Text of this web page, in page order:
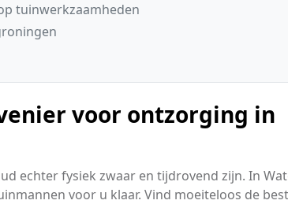
tuinwerkzaamheden
voor ontzorging in
echter fysiek zwaar en tijdrovend zijn. In
voor u klaar. Vind moeiteloos de